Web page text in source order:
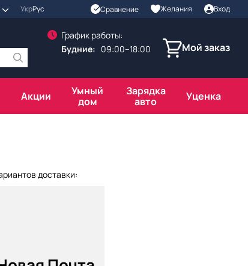
УкрРус Сравнение Желания Вход
График работы:
Будние: 09:00–18:00 Мой заказ
Акции
Умный
дом
Зарядка
авто
Уценка
доставки: